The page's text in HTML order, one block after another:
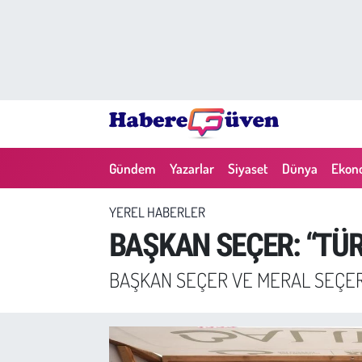
Gündem Yazarlar Siyaset Dünya
YEREL HABERLER
BAŞKAN SEÇER:
BAŞKAN SEÇER VE MERAL
Siyaset
Süper Lig Puan Durumu ve Fikstür
Son Dakika Haberleri